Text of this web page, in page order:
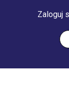
Zaloguj